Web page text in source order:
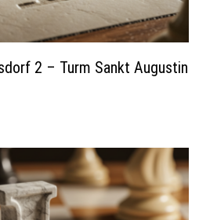
2 – Turm Sankt Augustin